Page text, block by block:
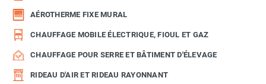
AÉROTHERME FIXE MURAL
CHAUFFAGE MOBILE ÉLECTRIQUE, FIOUL ET GAZ
CHAUFFAGE POUR SERRE ET BÂTIMENT D'ÉLEVAGE
RIDEAU D'AIR ET RIDEAU RAYONNANT